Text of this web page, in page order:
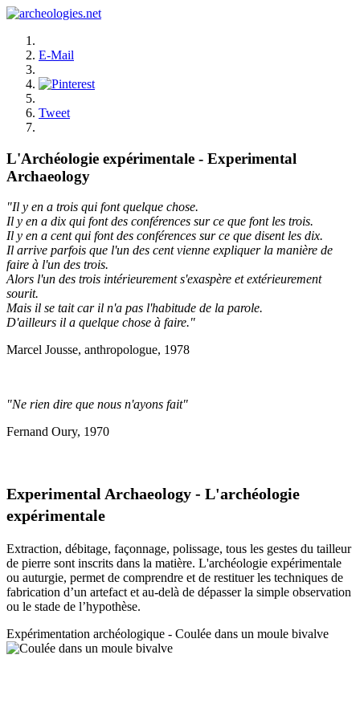
E-Mail
Tweet
L'Archéologie expérimentale - Experimental
Archaeology
"Il y en a trois qui font quelque chose.
Il y en a dix qui font des conférences sur ce que font les trois.
Il y en a cent qui font des conférences sur ce que disent les dix.
Il arrive parfois que l'un des cent vienne expliquer la manière de
faire à l'un des trois.
Alors l'un des trois intérieurement s'exaspère et extérieurement
sourit.
Mais il se tait car il n'a pas l'habitude de la parole.
D'ailleurs il a quelque chose à faire."
Marcel Jousse, anthropologue, 1978
"Ne rien dire que nous n'ayons fait"
Fernand Oury, 1970
Experimental Archaeology - L'archéologie
expérimentale
Extraction, débitage, façonnage, polissage, tous les gestes du tailleur
de pierre sont inscrits dans la matière. L'archéologie expérimentale
ou auturgie, permet de comprendre et de restituer les techniques de
fabrication d’un artefact et au-delà de dépasser la simple observation
ou le stade de l’hypothèse.
Expérimentation archéologique - Coulée dans un moule bivalve